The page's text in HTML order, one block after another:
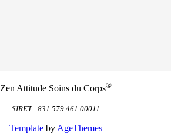
Zen Attitude Soins du Corps®
SIRET : 831 579 461 00011
Template by AgeThemes